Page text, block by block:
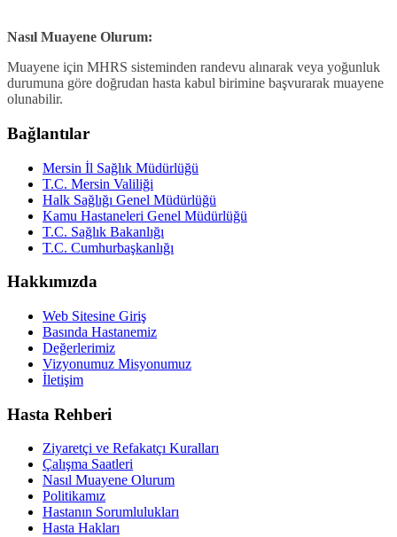
Nasıl Muayene Olurum:
Muayene için MHRS sisteminden randevu alınarak veya yoğunluk
durumuna göre doğrudan hasta kabul birimine başvurarak muayene
olunabilir.
Bağlantılar
Mersin İl Sağlık Müdürlüğü
T.C. Mersin Valiliği
Halk Sağlığı Genel Müdürlüğü
Kamu Hastaneleri Genel Müdürlüğü
T.C. Sağlık Bakanlığı
T.C. Cumhurbaşkanlığı
Hakkımızda
Web Sitesine Giriş
Basında Hastanemiz
Değerlerimiz
Vizyonumuz Misyonumuz
İletişim
Hasta Rehberi
Ziyaretçi ve Refakatçı Kuralları
Çalışma Saatleri
Nasıl Muayene Olurum
Politikamız
Hastanın Sorumlulukları
Hasta Hakları